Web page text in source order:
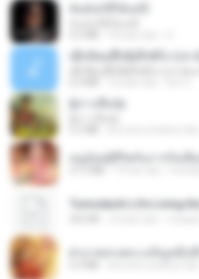
หนูน้อยสู้ชีวิตกับภารกิจเลี้
ฝ่าบาททรงพระเจริญหมื่นปี